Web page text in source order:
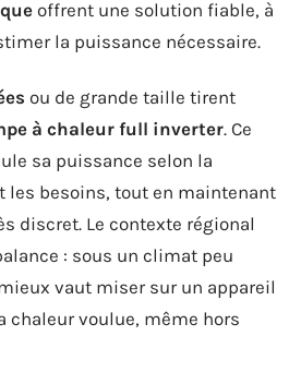
offrent une solution fiable, à
la puissance nécessaire.
ou de grande taille tirent
à chaleur full inverter. Ce
sa puissance selon la
les besoins, tout en maintenant
discret. Le contexte régional
: sous un climat peu
vaut miser sur un appareil
chaleur voulue, même hors